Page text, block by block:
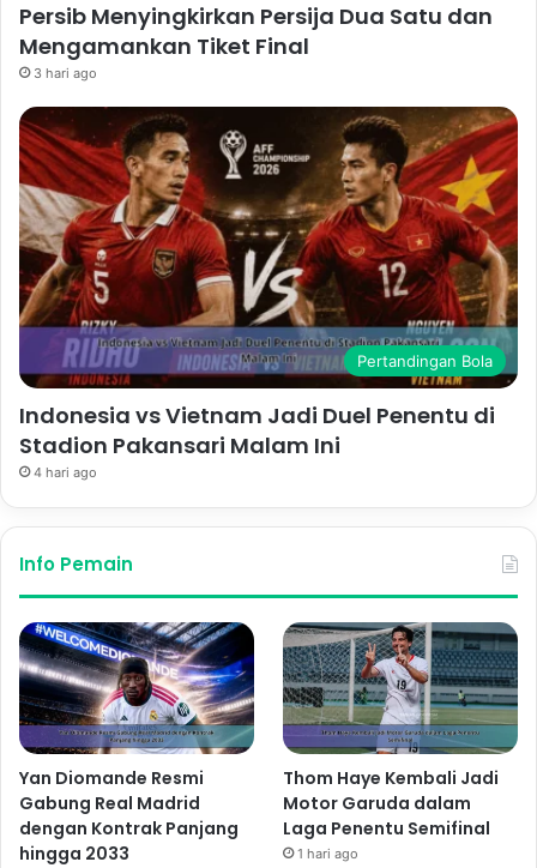
Persib Menyingkirkan Persija Dua Satu dan
Mengamankan Tiket Final
3 hari ago
Pertandingan Bola
Indonesia vs Vietnam Jadi Duel Penentu di
Stadion Pakansari Malam Ini
4 hari ago
Info Pemain
Yan Diomande Resmi
Gabung Real Madrid
dengan Kontrak Panjang
hingga 2033
Thom Haye Kembali Jadi
Motor Garuda dalam
Laga Penentu Semifinal
1 hari ago